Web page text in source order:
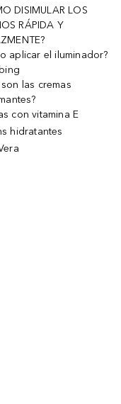
DISIMULAR LOS
RÁPIDA Y
aplicar el iluminador?
las cremas
con vitamina E
hidratantes